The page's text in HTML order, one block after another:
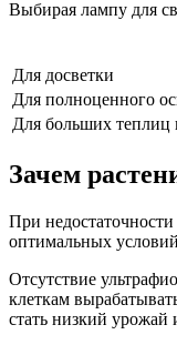
Выбирая лампу для
Для досветки
Для полноценного
Для больших теплиц
Зачем
При
оптимальных
Отсутствие
клеткам
стать низкий